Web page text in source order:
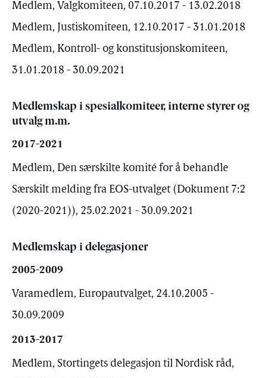
Medlem, Valgkomiteen, 07.10.2017 - 13.02.2018
Medlem, Justiskomiteen, 12.10.2017 - 31.01.2018
Medlem, Kontroll- og konstitusjonskomiteen,
31.01.2018 - 30.09.2021
Medlemskap i spesialkomiteer, interne styrer og
utvalg m.m.
2017-2021
Medlem, Den særskilte komité for å behandle
Særskilt melding fra EOS-utvalget (Dokument 7:2
(2020-2021)), 25.02.2021 - 30.09.2021
Medlemskap i delegasjoner
2005-2009
Varamedlem, Europautvalget, 24.10.2005 -
30.09.2009
2013-2017
Medlem, Stortingets delegasjon til Nordisk råd,